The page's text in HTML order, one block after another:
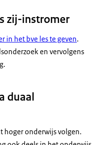
zij-instromer
in het bve les te geven.
en vervolgens
duaal
hoger onderwijs volgen.